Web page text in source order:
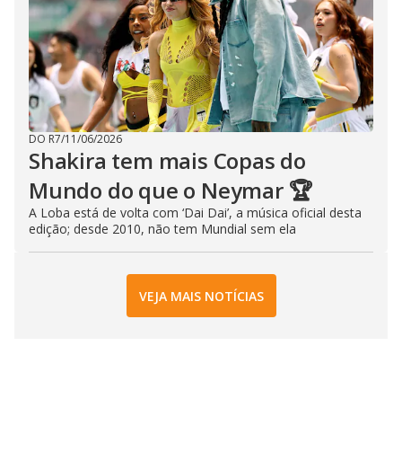
DO R7/11/06/2026
Shakira tem mais Copas do
Mundo do que o Neymar 🏆
A Loba está de volta com ‘Dai Dai’, a música oficial desta
edição; desde 2010, não tem Mundial sem ela
VEJA MAIS NOTÍCIAS